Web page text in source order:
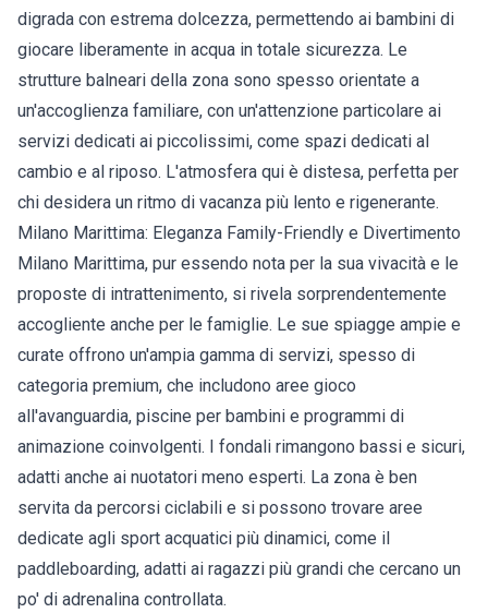
digrada con estrema dolcezza, permettendo ai bambini di
giocare liberamente in acqua in totale sicurezza. Le
strutture balneari della zona sono spesso orientate a
un'accoglienza familiare, con un'attenzione particolare ai
servizi dedicati ai piccolissimi, come spazi dedicati al
cambio e al riposo. L'atmosfera qui è distesa, perfetta per
chi desidera un ritmo di vacanza più lento e rigenerante.
Milano Marittima: Eleganza Family-Friendly e Divertimento
Milano Marittima, pur essendo nota per la sua vivacità e le
proposte di intrattenimento, si rivela sorprendentemente
accogliente anche per le famiglie. Le sue spiagge ampie e
curate offrono un'ampia gamma di servizi, spesso di
categoria premium, che includono aree gioco
all'avanguardia, piscine per bambini e programmi di
animazione coinvolgenti. I fondali rimangono bassi e sicuri,
adatti anche ai nuotatori meno esperti. La zona è ben
servita da percorsi ciclabili e si possono trovare aree
dedicate agli sport acquatici più dinamici, come il
paddleboarding, adatti ai ragazzi più grandi che cercano un
po' di adrenalina controllata.